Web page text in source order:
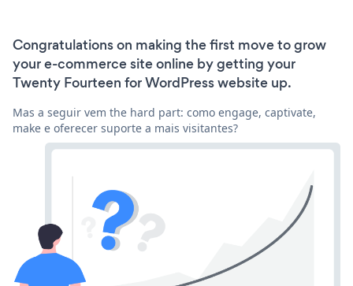
Congratulations on making the first move to grow
your e-commerce site online by getting your
Twenty Fourteen for WordPress website up.
Mas a seguir vem the hard part: como engage, captivate,
make e oferecer suporte a mais visitantes?